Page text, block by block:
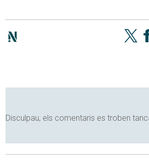
Disculpau, els comentaris es troben